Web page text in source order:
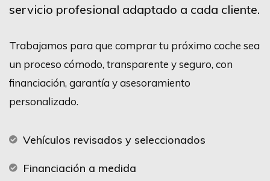
servicio profesional adaptado a cada cliente.
Trabajamos para que comprar tu próximo coche sea
un proceso cómodo, transparente y seguro, con
financiación, garantía y asesoramiento
personalizado.
Vehículos revisados y seleccionados
Financiación a medida